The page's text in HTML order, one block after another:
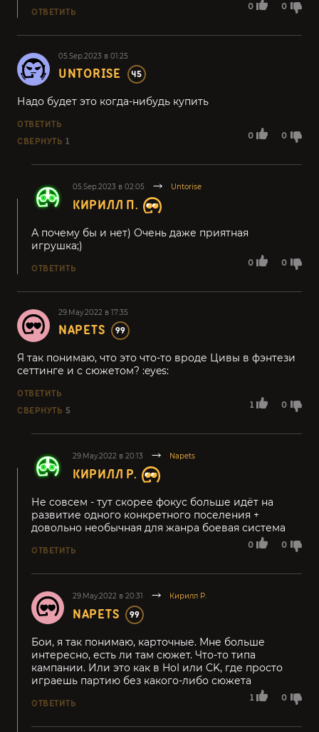
0 0
ОТВЕТИТЬ
05.Sep.2023 в 01:25
UNTORISE 45
0 0
Надо будет это когда-нибудь купить
ОТВЕТИТЬ
СВЕРНУТЬ 1
05.Sep.2023 в 02:05 Untorise
КИРИЛЛ П.
0 0
А почему бы и нет) Очень даже приятная
игрушка;)
ОТВЕТИТЬ
29.May.2022 в 17:35
NAPETS 99
1 0
Я так понимаю, что это что-то вроде Цивы в фэнтези
сеттинге и с сюжетом? :eyes:
ОТВЕТИТЬ
СВЕРНУТЬ 5
29.May.2022 в 20:13 Napets
КИРИЛЛ Р.
0 0
Не совсем - тут скорее фокус больше идёт на
развитие одного конкретного поселения +
довольно необычная для жанра боевая система
ОТВЕТИТЬ
29.May.2022 в 20:31 Кирилл Р.
NAPETS 99
1 0
Бои, я так понимаю, карточные. Мне больше
интересно, есть ли там сюжет. Что-то типа
кампании. Или это как в HoI или CK, где просто
играешь партию без какого-либо сюжета
ОТВЕТИТЬ